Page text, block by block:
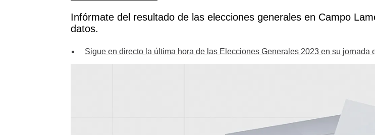
Buscar
Infórmate del resultado de las elecciones generales en Campo
datos.
Sigue en directo la última hora de las Elecciones Generales 2023 en su jornada